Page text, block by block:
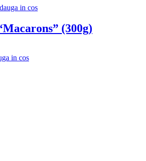
in cos
(300g)
in cos